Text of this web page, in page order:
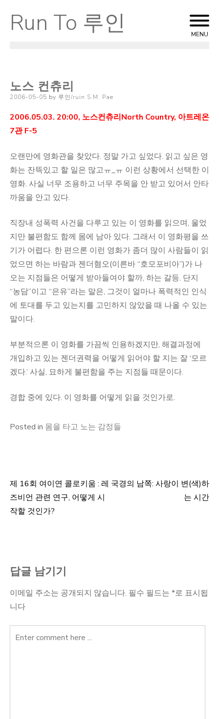
Skip
to
Run To 루인 MENU
노스 컨츄리
Posted
2006-05-05 by 루인/ruin S.M. Pae
2006.05.03. 20:00, 노스컨츄리North Country, 아트레온
7관 F-5
오랜만에 영화관을 찾았다. 정말 가고 싶었다. 읽고 싶은 영
화는 잔뜩있고 할 일은 많고ㅠ_ㅠ 이런 상황에서 선택한 이
영화. 사실 너무 조용하고 너무 주목을 안 받고 있어서 안타
까움을 안고 있다.
직장내 성폭력 사건을 다루고 있는 이 영화를 읽으며, 울었
지만 불편함도 함께 몸에 남아 있다. 그래서 이 영화평을 쓰
기가 어렵다. 한 편으론 이런 영화가 좀더 많이 사람들이 읽
었으면 하는 바람과 젠더혐오(이른바 “호모포비아”)가 나
오는 지점들은 어떻게 받아들여야 할까, 하는 갈등. 단지
“농담”이고 “은유”라는 말은, 그것이 얼마나 폭력적인 인식
에 토대를 두고 있는지를 고민하지 않았을 때 나올 수 있는
말이다.
부분적으론 이 영화를 가끔씩 인용하겠지만, 해결과정에
개입하고 있는 젠더권력을 어떻게 읽어야 할 지는 잘 ‘모르
겠다.’ 사실, 묘하게 불편함을 주는 지점들 때문이다.
경합 중에 있다. 이 영화를 어떻게 읽을 것인가로.
Posted in 몸을 타고 노는 감정들
글
탐
제 16회 여이연 콜로키움 : 레
즈비언 관련 연구, 어떻게 시
작할 것인가?
국경의 남쪽: 사랑이 변(색)하
는 시간
답글 남기기
이메일 주소는 공개되지 않습니다. 필수 필드는 *로 표시됩
니다